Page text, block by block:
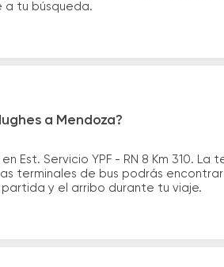
a tu búsqueda.
a Mendoza?
Est. Servicio YPF - RN 8 Km 310.
terminales de bus podrás
y el arribo durante tu viaje.